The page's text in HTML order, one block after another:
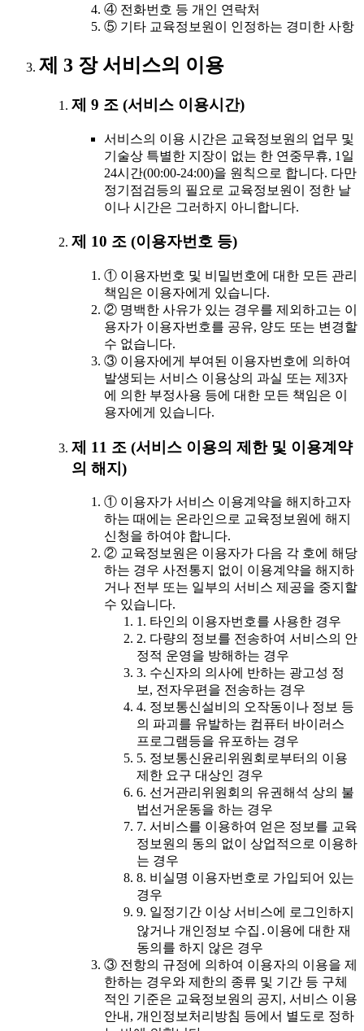
④ 전화번호 등 개인 연락처
⑤ 기타 교육정보원이 인정하는 경미한 사항
제 3 장 서비스의 이용
제 9 조 (서비스 이용시간)
서비스의 이용 시간은 교육정보원의 업무 및
기술상 특별한 지장이 없는 한 연중무휴, 1일
24시간(00:00-24:00)을 원칙으로 합니다. 다만
정기점검등의 필요로 교육정보원이 정한 날
이나 시간은 그러하지 아니합니다.
제 10 조 (이용자번호 등)
① 이용자번호 및 비밀번호에 대한 모든 관리
책임은 이용자에게 있습니다.
② 명백한 사유가 있는 경우를 제외하고는 이
용자가 이용자번호를 공유, 양도 또는 변경할
수 없습니다.
③ 이용자에게 부여된 이용자번호에 의하여
발생되는 서비스 이용상의 과실 또는 제3자
에 의한 부정사용 등에 대한 모든 책임은 이
용자에게 있습니다.
제 11 조 (서비스 이용의 제한 및 이용계약
의 해지)
① 이용자가 서비스 이용계약을 해지하고자
하는 때에는 온라인으로 교육정보원에 해지
신청을 하여야 합니다.
② 교육정보원은 이용자가 다음 각 호에 해당
하는 경우 사전통지 없이 이용계약을 해지하
거나 전부 또는 일부의 서비스 제공을 중지할
수 있습니다.
1. 타인의 이용자번호를 사용한 경우
2. 다량의 정보를 전송하여 서비스의 안
정적 운영을 방해하는 경우
3. 수신자의 의사에 반하는 광고성 정
보, 전자우편을 전송하는 경우
4. 정보통신설비의 오작동이나 정보 등
의 파괴를 유발하는 컴퓨터 바이러스
프로그램등을 유포하는 경우
5. 정보통신윤리위원회로부터의 이용
제한 요구 대상인 경우
6. 선거관리위원회의 유권해석 상의 불
법선거운동을 하는 경우
7. 서비스를 이용하여 얻은 정보를 교육
정보원의 동의 없이 상업적으로 이용하
는 경우
8. 비실명 이용자번호로 가입되어 있는
경우
9. 일정기간 이상 서비스에 로그인하지
않거나 개인정보 수집․이용에 대한 재
동의를 하지 않은 경우
③ 전항의 규정에 의하여 이용자의 이용을 제
한하는 경우와 제한의 종류 및 기간 등 구체
적인 기준은 교육정보원의 공지, 서비스 이용
안내, 개인정보처리방침 등에서 별도로 정하